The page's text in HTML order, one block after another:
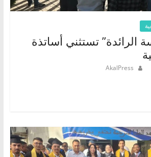
الرائدة” تستثني أساتذة
AkalPress